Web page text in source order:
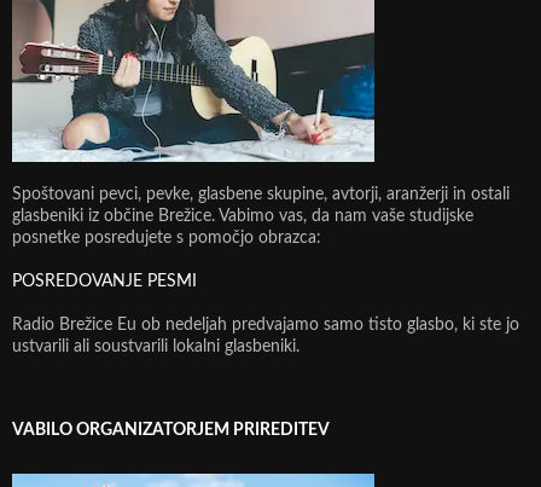
Spoštovani pevci, pevke, glasbene skupine, avtorji, aranžerji in ostali
glasbeniki iz občine Brežice. Vabimo vas, da nam vaše studijske
posnetke posredujete s pomočjo obrazca:
POSREDOVANJE PESMI
Radio Brežice Eu ob nedeljah predvajamo samo tisto glasbo, ki ste jo
ustvarili ali soustvarili lokalni glasbeniki.
VABILO ORGANIZATORJEM PRIREDITEV